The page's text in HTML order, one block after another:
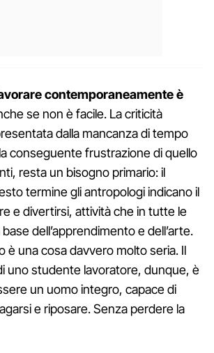
contemporaneamente è
se non è facile. La criticità
dalla mancanza di tempo
conseguente frustrazione di quello
resta un bisogno primario: il
termine gli antropologi indicano il
e divertirsi, attività che in tutte le
dell’apprendimento e dell’arte.
è una cosa davvero molto seria. Il
uno studente lavoratore, dunque, è
un uomo integro, capace di
e riposare. Senza perdere la